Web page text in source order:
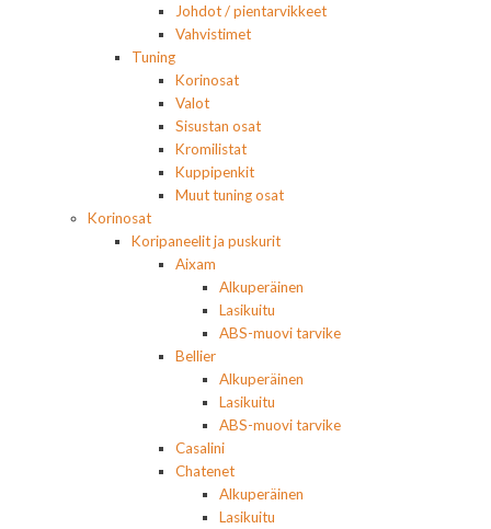
Johdot / pientarvikkeet
Vahvistimet
Tuning
Korinosat
Valot
Sisustan osat
Kromilistat
Kuppipenkit
Muut tuning osat
Korinosat
Koripaneelit ja puskurit
Aixam
Alkuperäinen
Lasikuitu
ABS-muovi tarvike
Bellier
Alkuperäinen
Lasikuitu
ABS-muovi tarvike
Casalini
Chatenet
Alkuperäinen
Lasikuitu